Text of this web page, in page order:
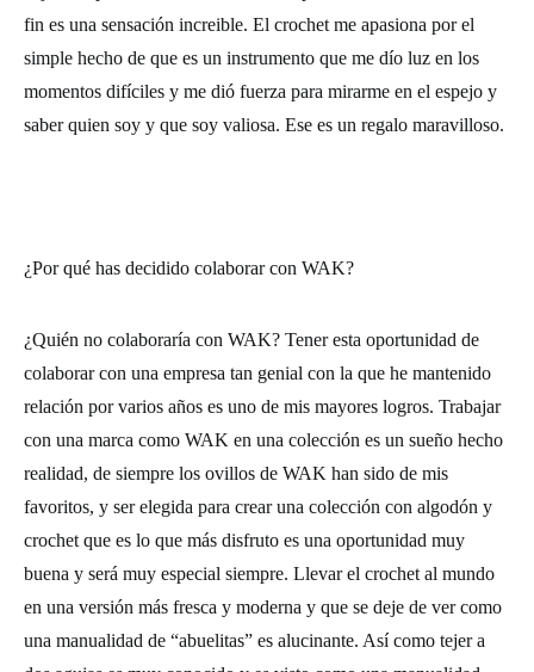
fin es una sensación increible. El crochet me apasiona por el
simple hecho de que es un instrumento que me dío luz en los
momentos difíciles y me dió fuerza para mirarme en el espejo y
saber quien soy y que soy valiosa. Ese es un regalo maravilloso.
¿Por qué has decidido colaborar con WAK?
¿Quién no colaboraría con WAK? Tener esta oportunidad de
colaborar con una empresa tan genial con la que he mantenido
relación por varios años es uno de mis mayores logros. Trabajar
con una marca como WAK en una colección es un sueño hecho
realidad, de siempre los ovillos de WAK han sido de mis
favoritos, y ser elegida para crear una colección con algodón y
crochet que es lo que más disfruto es una oportunidad muy
buena y será muy especial siempre. Llevar el crochet al mundo
en una versión más fresca y moderna y que se deje de ver como
una manualidad de “abuelitas” es alucinante. Así como tejer a